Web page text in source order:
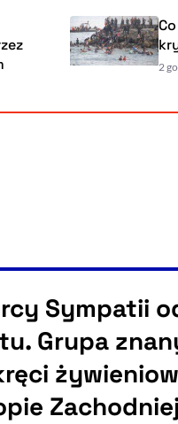
Co
2
Sympatii
Grupa
Zachodniej